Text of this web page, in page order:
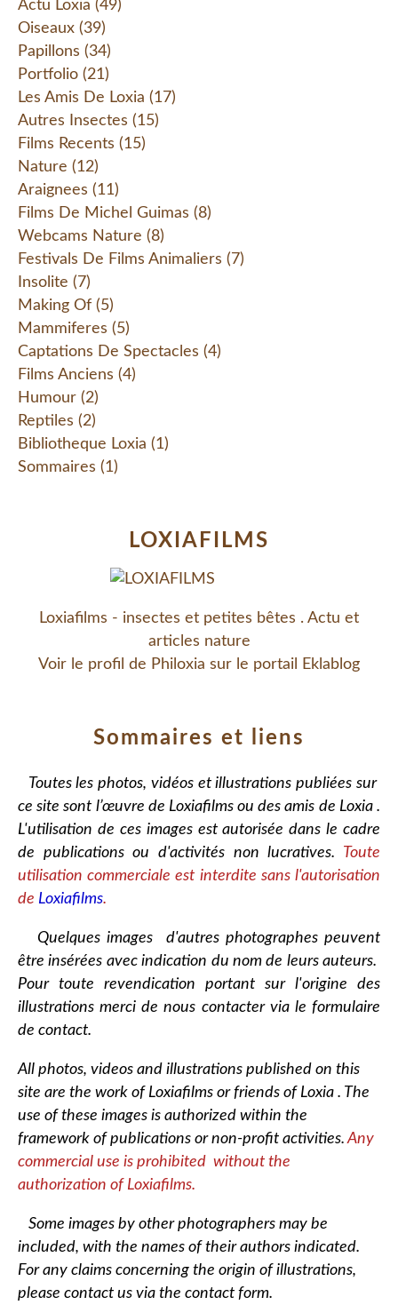
Actu Loxia (49)
Oiseaux (39)
Papillons (34)
Portfolio (21)
Les Amis De Loxia (17)
Autres Insectes (15)
Films Recents (15)
Nature (12)
Araignees (11)
Films De Michel Guimas (8)
Webcams Nature (8)
Festivals De Films Animaliers (7)
Insolite (7)
Making Of (5)
Mammiferes (5)
Captations De Spectacles (4)
Films Anciens (4)
Humour (2)
Reptiles (2)
Bibliotheque Loxia (1)
Sommaires (1)
LOXIAFILMS
Loxiafilms - insectes et petites bêtes . Actu et
articles nature
Voir le profil de Philoxia sur le portail Eklablog
Sommaires et liens
Toutes les photos, vidéos et illustrations publiées sur
ce site sont l’œuvre de Loxiafilms ou des amis de Loxia .
L'utilisation de ces images est autorisée dans le cadre
de publications ou d'activités non lucratives. Toute
utilisation commerciale est interdite sans l'autorisation
de Loxiafilms.
Quelques images d'autres photographes peuvent
être insérées avec indication du nom de leurs auteurs.
Pour toute revendication portant sur l'origine des
illustrations merci de nous contacter via le formulaire
de contact.
All photos, videos and illustrations published on this
site are the work of Loxiafilms or friends of Loxia . The
use of these images is authorized within the
framework of publications or non-profit activities.Any
commercial use is prohibited without the
authorization of Loxiafilms.
Some images by other photographers may be
included, with the names of their authors indicated.
For any claims concerning the origin of illustrations,
please contact us via the contact form.